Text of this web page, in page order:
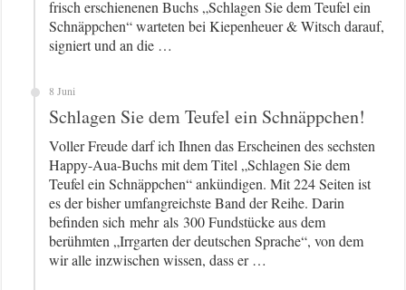
frisch erschienenen Buchs „Schlagen Sie dem Teufel ein
Schnäppchen“ warteten bei Kiepenheuer & Witsch darauf,
signiert und an die …
8 Juni
Schlagen Sie dem Teufel ein Schnäppchen!
Voller Freude darf ich Ihnen das Erscheinen des sechsten
Happy-Aua-Buchs mit dem Titel „Schlagen Sie dem
Teufel ein Schnäppchen“ ankündigen. Mit 224 Seiten ist
es der bisher umfangreichste Band der Reihe. Darin
befinden sich mehr als 300 Fundstücke aus dem
berühmten „Irrgarten der deutschen Sprache“, von dem
wir alle inzwischen wissen, dass er …